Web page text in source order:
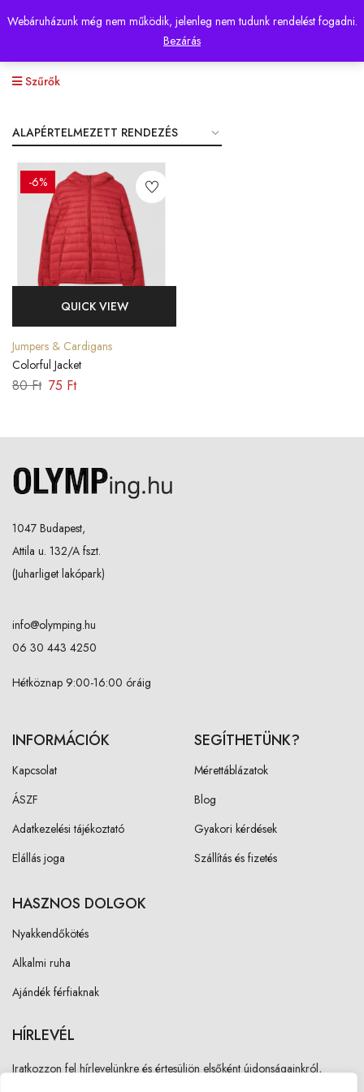
Webáruházunk még nem működik, jelenleg nem tudunk rendelést fogadni.
Bezárás
Szűrők
-6%
QUICK VIEW
Jumpers & Cardigans
Colorful Jacket
80Ft 75 Ft
1047 Budapest,
Attila u. 132/A fszt.
(Juharliget lakópark)
info@olymping.hu
06 30 443 4250
Hétköznap 9:00-16:00 óráig
INFORMÁCIÓK
Kapcsolat
ÁSZF
Adatkezelési tájékoztató
Elállás joga
SEGÍTHETÜNK?
Mérettáblázatok
Blog
Gyakori kérdések
Szállítás és fizetés
HASZNOS DOLGOK
Nyakkendőkötés
Alkalmi ruha
Ajándék férfiaknak
HÍRLEVÉL
Iratkozzon fel hírlevelünkre és értesüljön elsőként újdonságainkról,